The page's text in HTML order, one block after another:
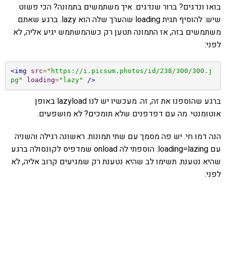
בואו ונדגים? ברור שנדגים. איך משתמשים בתמונה? הכי פשוט
שיש: להוסיף תגית loading שהערך שלה הוא lazy. ברגע שאתם
משתמשים בזה, אז התמונה תטען רק כשהמשתמש יגיע אליה, לא
לפני:
<img src="https://i.picsum.photos/id/238/300/300.j
pg"
loading="lazy" />
ברגע שהוספנו את זה, זה. מעכשיו יש לנו lazyload באופן
אוטומנטי. מה עם דפדפנים שלא תומכים? לא מושפעים.
הנה דמו חי. יש פה מסמך עם שתי תמונות. ראשונה רגילה והשניה
עם loading=lazing. הוספתי לה onload שמדפיס לקונסולה ברגע
שהיא נטענת. תשימו לב שהיא נטענת רק שמגיעים קרוב אליה, לא
לפני.